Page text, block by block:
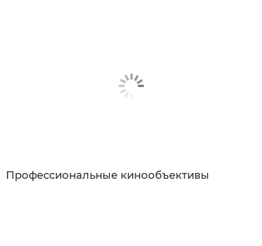
Профессиональные кинообъективы